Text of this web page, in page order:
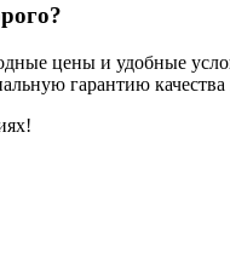
цены и удобные
гарантию